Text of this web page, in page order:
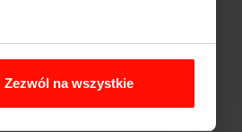
Zezwól na wszystkie